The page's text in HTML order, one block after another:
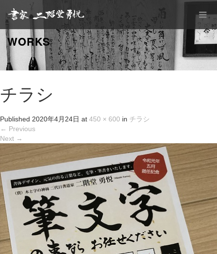
WORKS
チラシ
Published 2020年4月24日 at 450 × 600 in チラシ
← Previous
Next →